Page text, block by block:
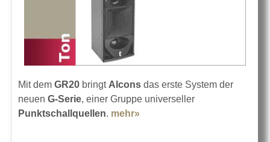
Mit dem GR20 bringt Alcons das erste System der
neuen G-Serie, einer Gruppe universeller
Punktschallquellen. mehr»